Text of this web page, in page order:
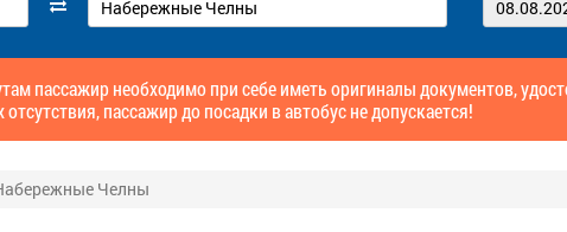
пассажир необходимо при себе иметь оригиналы документов,
пассажир до посадки в автобус не допускается!
Челны